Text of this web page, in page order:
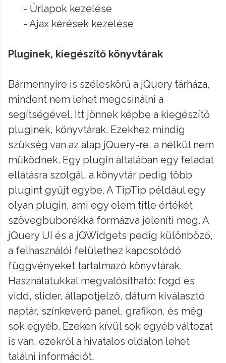
- Űrlapok kezelése
- Ajax kérések kezelése
Pluginek, kiegészítő könyvtárak
Bármennyire is széleskörű a jQuery tárháza,
mindent nem lehet megcsinálni a
segítségével. Itt jönnek képbe a kiegészítő
pluginek, könyvtárak. Ezekhez mindig
szükség van az alap jQuery-re, a nélkül nem
működnek. Egy plugin általában egy feladat
ellátásra szolgál, a könyvtár pedig több
plugint gyűjt egybe. A TipTip például egy
olyan plugin, ami egy elem title értékét
szövegbuborékká formázva jeleníti meg. A
jQuery UI és a jQWidgets pedig különböző,
a felhasználói felülethez kapcsolódó
függvényeket tartalmazó könyvtárak.
Használatukkal megvalósítható: fogd és
vidd, slider, állapotjelző, dátum kiválasztó
naptár, színkeverő panel, grafikon, és még
sok egyéb. Ezeken kívül sok egyéb változat
is van, ezekről a hivatalos oldalon lehet
találni információt.